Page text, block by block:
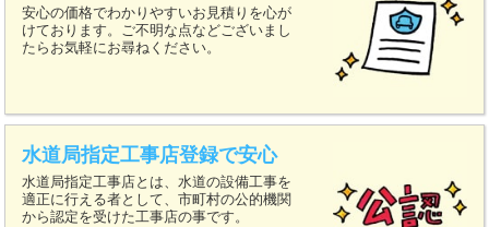
安心の価格でわかりやすいお見積りを心が
けております。ご不明な点などございまし
たらお気軽にお尋ねください。
水道局指定工事店登録で安心
水道局指定工事店とは、水道の設備工事を
適正に行える者として、市町村の公的機関
から認定を受けた工事店の事です。